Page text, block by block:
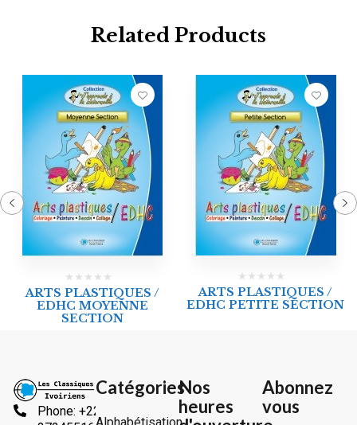
Related Products
ARTS PLASTIQUES /
EDHC MOYENNE
SECTION
ARTS PLASTIQUES /
EDHC PETITE SECTION
Phone: +225
CatégoriesNos
heures
Abonnez
vous